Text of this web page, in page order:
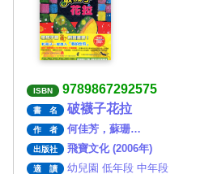
ISBN 9789867292575
書 名 破襪子花拉
作 者 何佳芳，蘇珊…
出版社 飛寶文化 (2006年)
適 讀 幼兒園 低年段 中年段